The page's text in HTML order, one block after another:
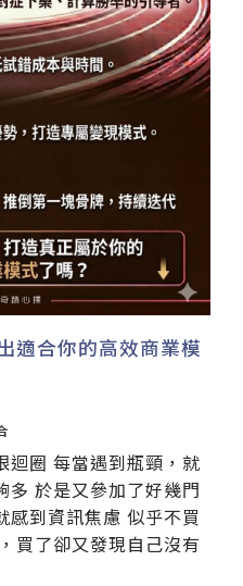
適合你的高效商業模
迴圈 每當遇到瓶頸，就
多 於是又參加了好幾門
感到資訊焦慮 似乎不買
買了卻又發現自己沒有